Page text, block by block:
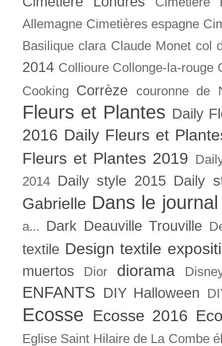
Allemagne Cimetières espagne
Basilique clara Claude Monet col
2014 Collioure Collonge-la-rouge
Cooking
Corrèze couronne de
Fleurs et Plantes Daily
2016 Daily Fleurs et
Fleurs et Plantes 2019
2014
Daily style 2015 Daily
Gabrielle Dans le journal
a... Dark Deauville Trouville
textile Design textile
muertos Dior diorama
ENFANTS DIY Halloween
Ecosse Ecosse 2016
Eglise Saint Hilaire de La Combe